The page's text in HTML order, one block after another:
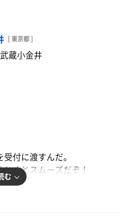
気分の日にはちょうどい
＋ベンチあり。
。
の、ワクワクすんぞ。
[ 東京都 ]
蔵小金井
付に渡すんだ。
くとスムーズだぞ！
だな。
む